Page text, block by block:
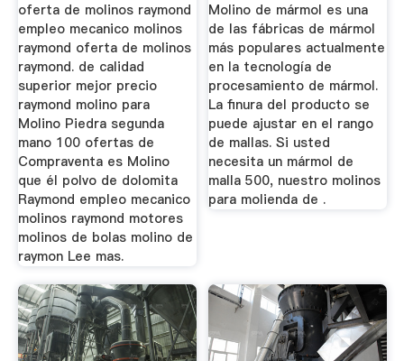
oferta de molinos raymond
empleo mecanico molinos
raymond oferta de molinos
raymond. de calidad
superior mejor precio
raymond molino para
Molino Piedra segunda
mano 100 ofertas de
Compraventa es Molino
que él polvo de dolomita
Raymond empleo mecanico
molinos raymond motores
molinos de bolas molino de
raymon Lee mas.
Molino de mármol es una
de las fábricas de mármol
más populares actualmente
en la tecnología de
procesamiento de mármol.
La finura del producto se
puede ajustar en el rango
de mallas. Si usted
necesita un mármol de
malla 500, nuestro molinos
para molienda de .